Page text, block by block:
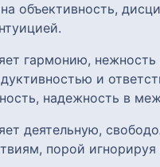
объективность,
гармонию,
и
надежность в
деятельную,
порой игнорируя